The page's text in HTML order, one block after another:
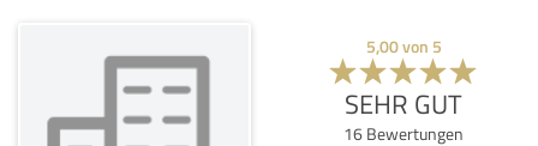
5,00von 5
SEHR GUT
16 Bewertungen